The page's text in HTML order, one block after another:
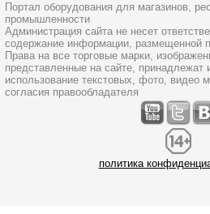
Портал оборудования для магазинов,
промышленности
Администрация сайта не несет
содержание информации, размещенной
Права на все торговые марки,
представленные на сайте,
использование текстовых, фото, видео
согласия правообладателя
политика